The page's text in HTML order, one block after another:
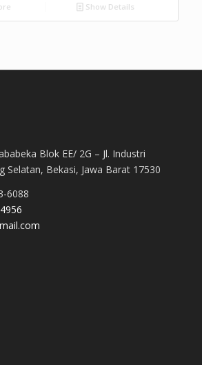
Show Details
Blok EE/ 2G – Jl. Industri
Selatan, Bekasi, Jawa Barat 17530
6088